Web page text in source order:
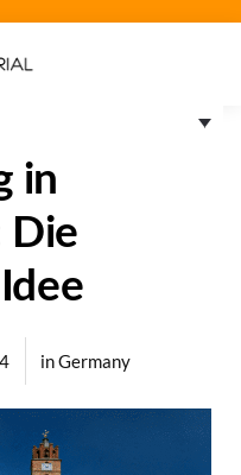
in
Die
inGermany